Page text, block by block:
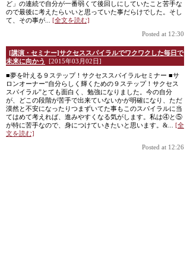
ど」の連続で自分が一番弱くて後回しにしていたこと苦手な
ので最後に考えたらいいと思っていた事だらけでした。そし
て、その事が... [全文を読む]
Posted at 12:30
[講演・セミナー]サクセススパイラルでワクワクした毎日で
未来に向かう
[2015年03月02日]
■夢を叶える９ステップ！サクセススパイラルセミナー ■サ
ロンオーナー“自分らしく輝くための９ステップ！サクセス
スパイラル”とても面白く、勉強になりました。今の自分
が、どこの段階が苦手で出来ていないかが明確になり、ただ
漠然と不安になったりつまずいてた事もこのスパイラルに当
てはめて考えれば、進みやすくなる気がします。私は④と⑤
が特に苦手なので、身につけていきたいと思います。&... [全
文を読む]
Posted at 12:26